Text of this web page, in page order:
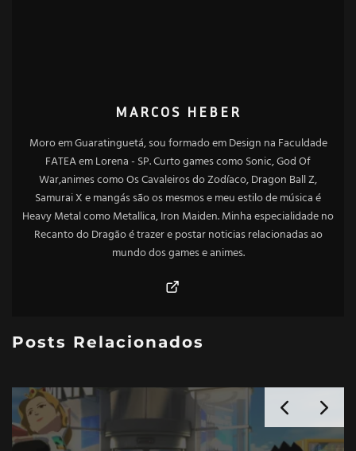
MARCOS HEBER
Moro em Guaratinguetá, sou formado em Design na Faculdade
FATEA em Lorena - SP. Curto games como Sonic, God Of
War,animes como Os Cavaleiros do Zodíaco, Dragon Ball Z,
Samurai X e mangás são os mesmos e meu estilo de música é
Heavy Metal como Metallica, Iron Maiden. Minha especialidade no
Recanto do Dragão é trazer e postar noticias relacionadas ao
mundo dos games e animes.
Posts Relacionados